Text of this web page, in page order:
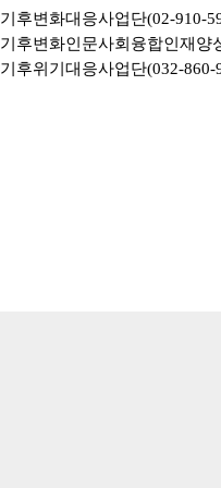
기후변화대응사업단(02-910-
기후변화인문사회융합인재양
기후위기대응사업단(032-860-